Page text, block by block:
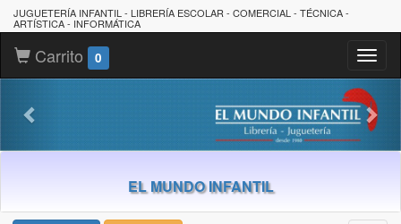
JUGUETERÍA INFANTIL - LIBRERÍA ESCOLAR - COMERCIAL - TÉCNICA -
ARTÍSTICA - INFORMÁTICA
Carrito 0
EL MUNDO INFANTIL